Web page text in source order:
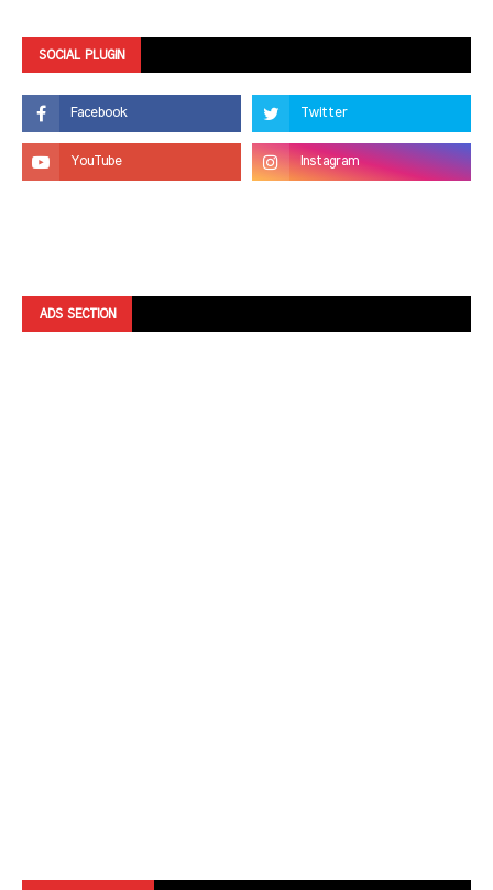
SOCIAL PLUGIN
ADS SECTION